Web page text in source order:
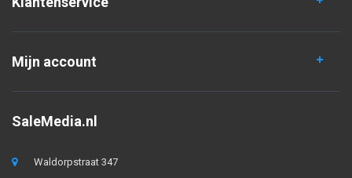
Mijn account
SaleMedia.nl
Waldorpstraat 347